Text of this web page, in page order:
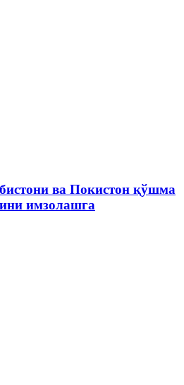
ва Покистон қўшма
имзолашга